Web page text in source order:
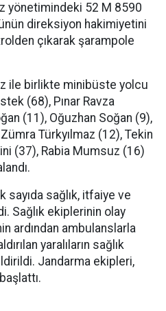
yönetimindeki 52 M 8590
direksiyon hakimiyetini
çıkarak şarampole
ile birlikte minibüste yolcu
(68), Pınar Ravza
(11), Oğuzhan Soğan (9),
Türkyılmaz (12), Tekin
(37), Rabia Mumsuz (16)
sağlık, itfaiye ve
Sağlık ekiplerinin olay
ardından ambulanslarla
yaralıların sağlık
Jandarma ekipleri,